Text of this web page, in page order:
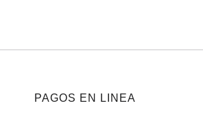
PAGOS EN LINEA